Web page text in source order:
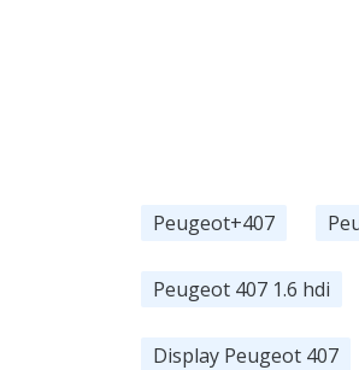
Peugeot+407
Peugeot 407 1.6 hdi
Display Peugeot 407